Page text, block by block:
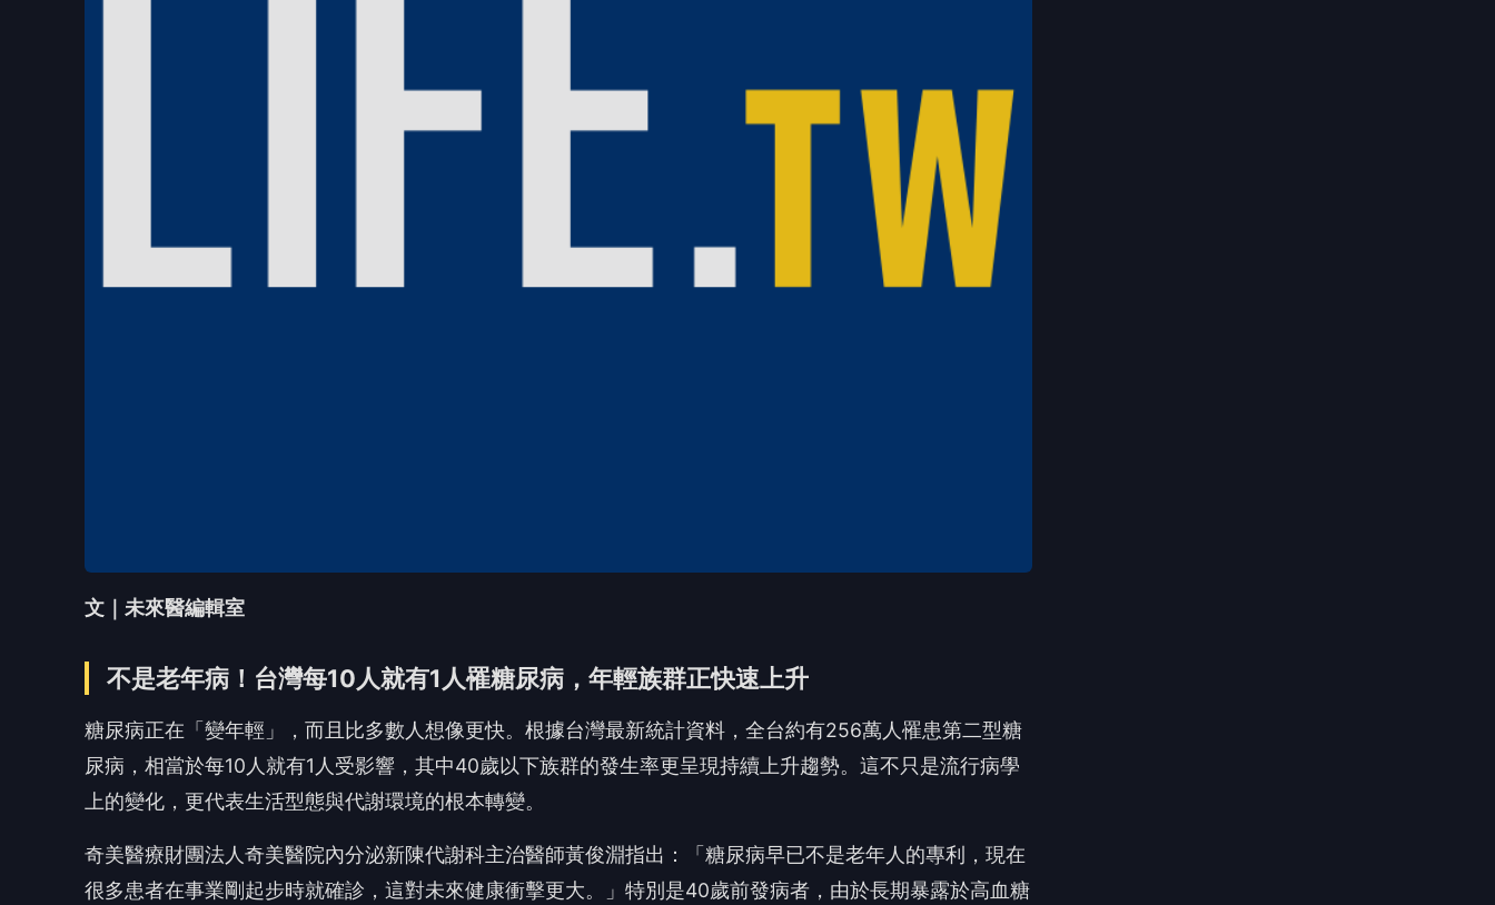
文｜未來醫編輯室
不是老年病！台灣每10人就有1人罹糖尿病，年輕族群正快速上升
糖尿病正在「變年輕」，而且比多數人想像更快。根據台灣最新統計資料，全台約有256萬人罹患第二型糖
尿病，相當於每10人就有1人受影響，其中40歲以下族群的發生率更呈現持續上升趨勢。這不只是流行病學
上的變化，更代表生活型態與代謝環境的根本轉變。
奇美醫療財團法人奇美醫院內分泌新陳代謝科主治醫師黃俊淵指出：「糖尿病早已不是老年人的專利，現在
很多患者在事業剛起步時就確診，這對未來健康衝擊更大。」特別是40歲前發病者，由於長期暴露於高血糖